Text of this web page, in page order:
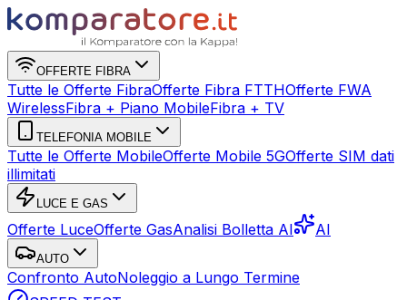
OFFERTE FIBRA
Tutte le Offerte FibraOfferte Fibra FTTHOfferte FWA
WirelessFibra + Piano MobileFibra + TV
TELEFONIA MOBILE
Tutte le Offerte MobileOfferte Mobile 5GOfferte SIM dati
illimitati
LUCE E GAS
Offerte LuceOfferte GasAnalisi Bolletta AI AI
AUTO
Confronto AutoNoleggio a Lungo Termine